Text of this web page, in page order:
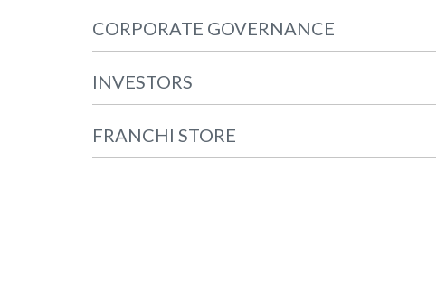
CORPORATE GOVERNANCE
INVESTORS
FRANCHI STORE